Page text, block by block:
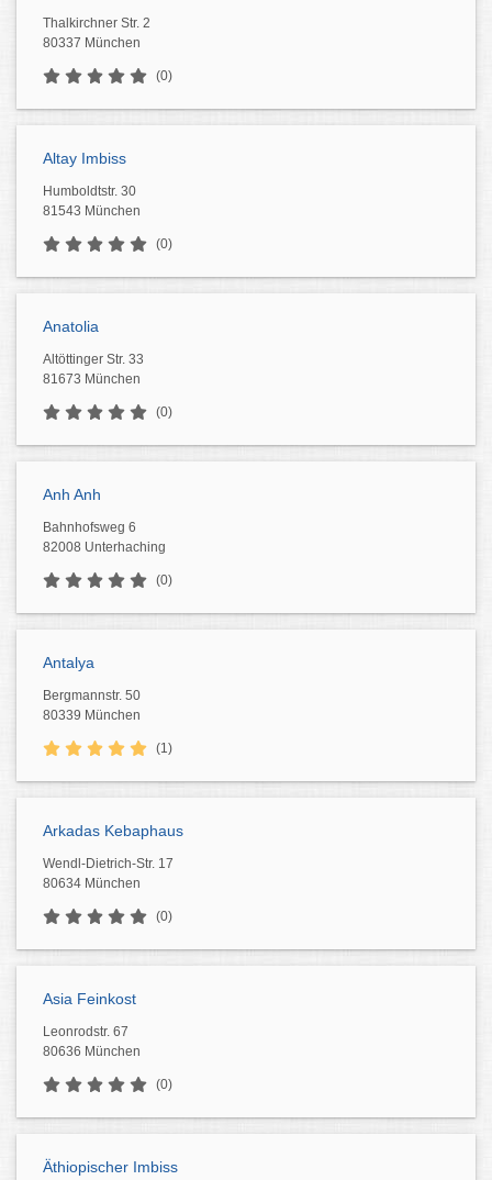
Thalkirchner Str. 2
80337 München
(0)
Altay Imbiss
Humboldtstr. 30
81543 München
(0)
Anatolia
Altöttinger Str. 33
81673 München
(0)
Anh Anh
Bahnhofsweg 6
82008 Unterhaching
(0)
Antalya
Bergmannstr. 50
80339 München
(1)
Arkadas Kebaphaus
Wendl-Dietrich-Str. 17
80634 München
(0)
Asia Feinkost
Leonrodstr. 67
80636 München
(0)
Äthiopischer Imbiss